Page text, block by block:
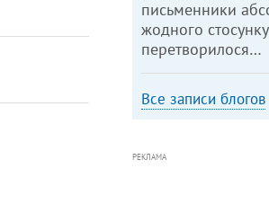
письменники
жодного
перетворилося…
Все записи блогов
РЕКЛАМА